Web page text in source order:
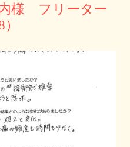
様 フリーター
）